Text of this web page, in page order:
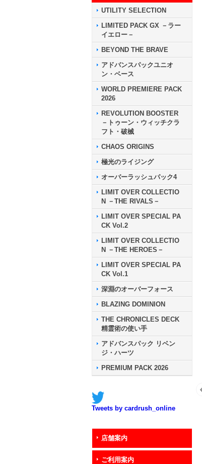
UTILITY SELECTION
LIMITED PACK GX －ラー
イエロー－
BEYOND THE BRAVE
アドバンスパックユニオ
ン・ベース
WORLD PREMIERE PACK
2026
REVOLUTION BOOSTER
－トゥーン・ウィッチクラ
フト・破械
CHAOS ORIGINS
極光のライジング
オーバーラッシュパック4
LIMIT OVER COLLECTIO
N －THE RIVALS－
LIMIT OVER SPECIAL PA
CK Vol.2
LIMIT OVER COLLECTIO
N －THE HEROES－
LIMIT OVER SPECIAL PA
CK Vol.1
深淵のオーバーフォース
BLAZING DOMINION
THE CHRONICLES DECK
精霊術の使い手
アドバンスパック リベン
ジ・ハーツ
PREMIUM PACK 2026
Tweets by cardrush_online
店舗案内
ご利用案内